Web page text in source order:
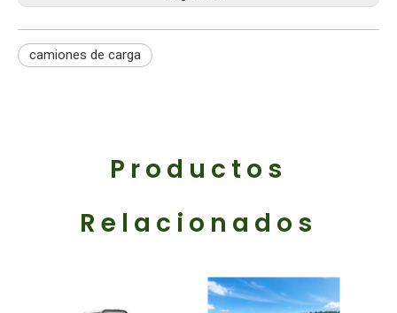
camiones de carga
Productos
Relacionados